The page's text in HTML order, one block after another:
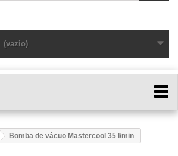
(vazio)
Bomba de vácuo Mastercool 35 l/min